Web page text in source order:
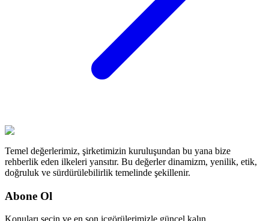
Temel değerlerimiz, şirketimizin kuruluşundan bu yana bize
rehberlik eden ilkeleri yansıtır. Bu değerler dinamizm, yenilik, etik,
doğruluk ve sürdürülebilirlik temelinde şekillenir.
Abone Ol